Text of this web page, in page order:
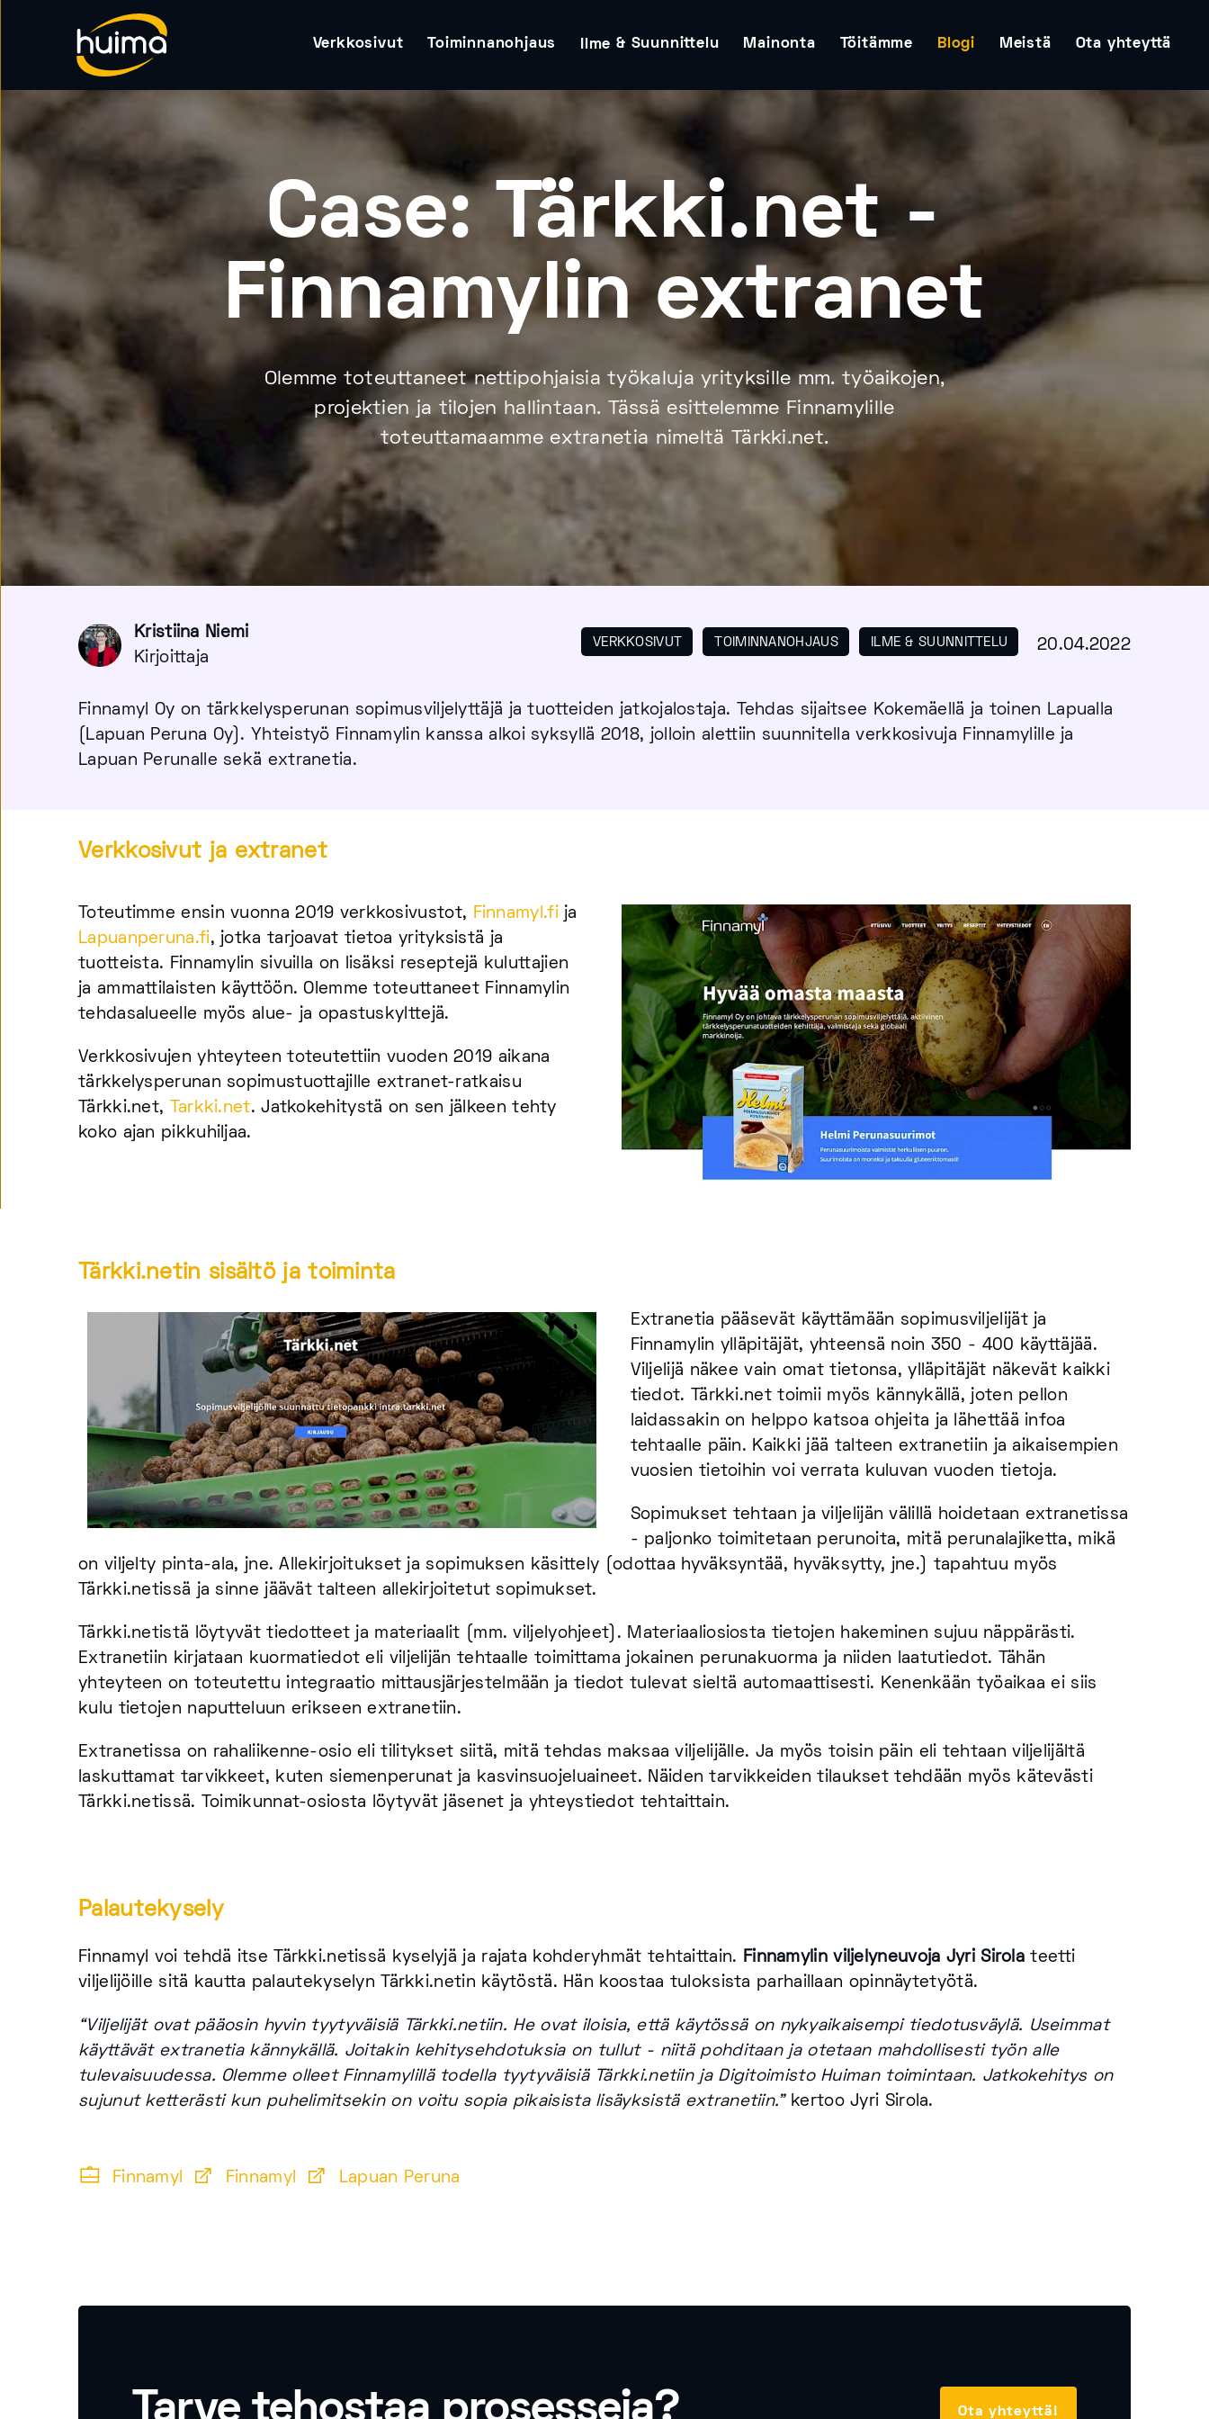
Verkkosivut Toiminnanohjaus Ilme & Suunnittelu Mainonta Töitämme Blogi Meistä Ota yhteyttä
Case: Tärkki.net -
Finnamylin extranet
Olemme toteuttaneet nettipohjaisia työkaluja yrityksille mm. työaikojen,
projektien ja tilojen hallintaan. Tässä esittelemme Finnamylille
toteuttamaamme extranetia nimeltä Tärkki.net.
Kristiina Niemi
Kirjoittaja
VERKKOSIVUT TOIMINNAN­OHJAUS ILME & SUUNNITTELU 20.04.2022
Finnamyl Oy on tärkkelysperunan sopimusviljelyttäjä ja tuotteiden jatkojalostaja. Tehdas sijaitsee Kokemäellä ja toinen Lapualla
(Lapuan Peruna Oy). Yhteistyö Finnamylin kanssa alkoi syksyllä 2018, jolloin alettiin suunnitella verkkosivuja Finnamylille ja
Lapuan Perunalle sekä extranetia.
Verkkosivut ja extranet
Toteutimme ensin vuonna 2019 verkkosivustot, Finnamyl.fi ja
Lapuanperuna.fi, jotka tarjoavat tietoa yrityksistä ja
tuotteista. Finnamylin sivuilla on lisäksi reseptejä kuluttajien
ja ammattilaisten käyttöön. Olemme toteuttaneet Finnamylin
tehdasalueelle myös alue- ja opastuskylttejä.
Verkkosivujen yhteyteen toteutettiin vuoden 2019 aikana
tärkkelysperunan sopimustuottajille extranet-ratkaisu
Tärkki.net,
Tarkki.net. Jatkokehitystä on sen jälkeen tehty
koko ajan pikkuhiljaa.
Tärkki.netin sisältö ja toiminta
Extranetia pääsevät käyttämään sopimusviljelijät ja
Finnamylin ylläpitäjät, yhteensä noin 350 - 400 käyttäjää.
Viljelijä näkee vain omat tietonsa, ylläpitäjät näkevät kaikki
tiedot. Tärkki.net toimii myös kännykällä, joten pellon
laidassakin on helppo katsoa ohjeita ja lähettää infoa
tehtaalle päin. Kaikki jää talteen extranetiin ja aikaisempien
vuosien tietoihin voi verrata kuluvan vuoden tietoja.
Sopimukset tehtaan ja viljelijän välillä hoidetaan extranetissa
- paljonko toimitetaan perunoita, mitä perunalajiketta, mikä
on viljelty pinta-ala, jne. Allekirjoitukset ja sopimuksen käsittely (odottaa hyväksyntää, hyväksytty, jne.) tapahtuu myös
Tärkki.netissä ja sinne jäävät talteen allekirjoitetut sopimukset.
Tärkki.netistä löytyvät tiedotteet ja materiaalit (mm. viljelyohjeet). Materiaaliosiosta tietojen hakeminen sujuu näppärästi.
Extranetiin kirjataan kuormatiedot eli viljelijän tehtaalle toimittama jokainen perunakuorma ja niiden laatutiedot. Tähän
yhteyteen on toteutettu integraatio mittausjärjestelmään ja tiedot tulevat sieltä automaattisesti. Kenenkään työaikaa ei siis
kulu tietojen naputteluun erikseen extranetiin.
Extranetissa on rahaliikenne-osio eli tilitykset siitä, mitä tehdas maksaa viljelijälle. Ja myös toisin päin eli tehtaan viljelijältä
laskuttamat tarvikkeet, kuten siemenperunat ja kasvinsuojeluaineet. Näiden tarvikkeiden tilaukset tehdään myös kätevästi
Tärkki.netissä. Toimikunnat-osiosta löytyvät jäsenet ja yhteystiedot tehtaittain.
Palautekysely
Finnamyl voi tehdä itse Tärkki.netissä kyselyjä ja rajata kohderyhmät tehtaittain. Finnamylin viljelyneuvoja Jyri Sirola teetti
viljelijöille sitä kautta palautekyselyn Tärkki.netin käytöstä. Hän koostaa tuloksista parhaillaan opinnäytetyötä.
“Viljelijät ovat pääosin hyvin tyytyväisiä Tärkki.netiin. He ovat iloisia, että käytössä on nykyaikaisempi tiedotusväylä. Useimmat
käyttävät extranetia kännykällä. Joitakin kehitysehdotuksia on tullut - niitä pohditaan ja otetaan mahdollisesti työn alle
tulevaisuudessa. Olemme olleet Finnamylillä todella tyytyväisiä Tärkki.netiin ja Digitoimisto Huiman toimintaan. Jatkokehitys on
sujunut ketterästi kun puhelimitsekin on voitu sopia pikaisista lisäyksistä extranetiin.”kertoo Jyri Sirola.
Finnamyl Finnamyl Lapuan Peruna
Tarve tehostaa prosesseja? Ota yhteyttä!